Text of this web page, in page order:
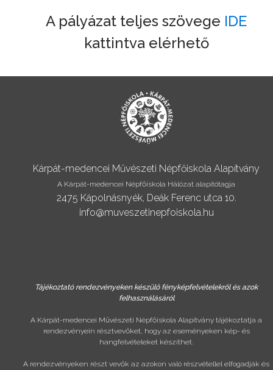
A pályázat teljes szövege IDE
kattintva elérhető
Kárpát-medencei Művészeti Népfőiskola Alapítvány
A Kárpát-medencei Népfőiskola Hálózat alapítótagja
2475 Kápolnásnyék, Deák Ferenc utca 10.
info@muveszetinepfoiskola.hu
Tájékoztató rendezvényeken készülő fényképfelvételekről és azok
felhasználásáról
A Kárpát-medencei Művészeti Népfőiskola Alapítvány tájékoztatja a
rendezvényein résztvevőket, hogy az eseményeken kép- és
hangfelvételeket készíthet.
A rendezvényeken részt vevők az azokon való részvétellel elfogadják és